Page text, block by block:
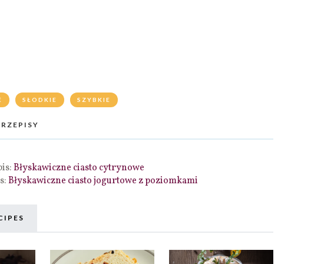
SŁODKIE SZYBKIE
Błyskawiczne ciasto cytrynowe
Błyskawiczne ciasto jogurtowe z poziomkami